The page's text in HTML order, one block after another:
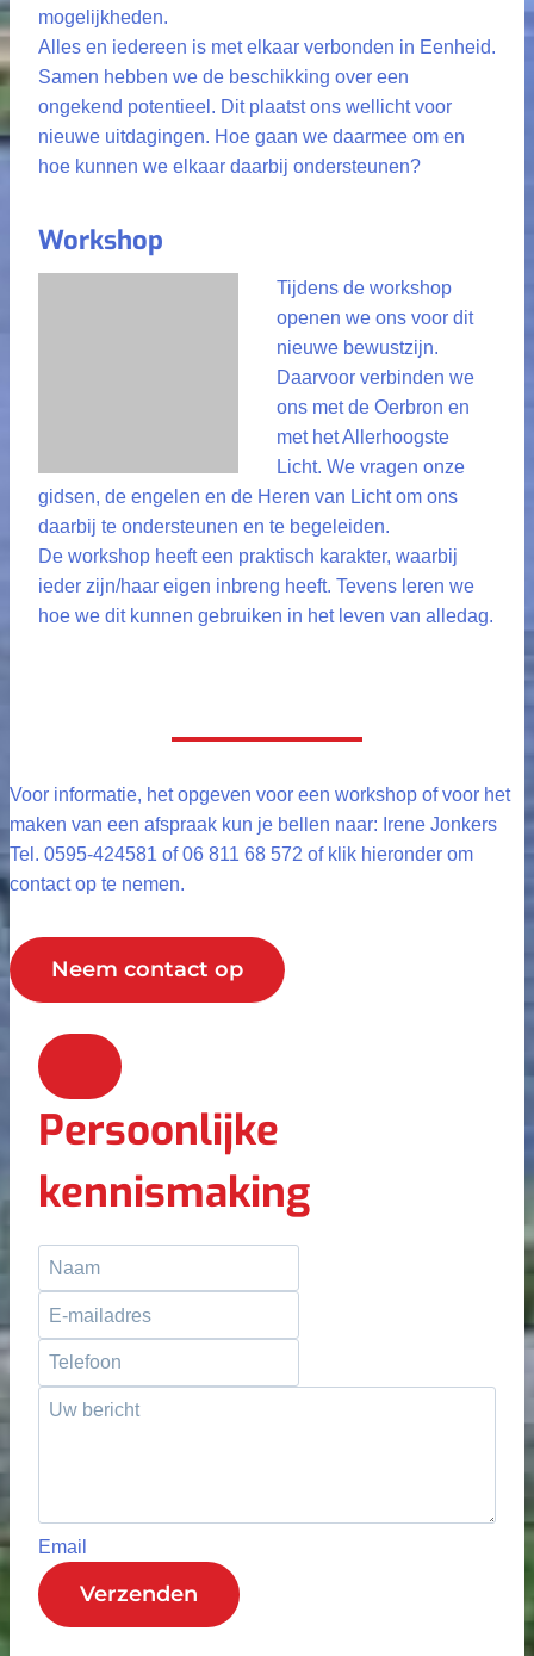
mogelijkheden.
Alles en iedereen is met elkaar verbonden in Eenheid.
Samen hebben we de beschikking over een
ongekend potentieel. Dit plaatst ons wellicht voor
nieuwe uitdagingen. Hoe gaan we daarmee om en
hoe kunnen we elkaar daarbij ondersteunen?
Workshop
Tijdens de workshop
openen we ons voor dit
nieuwe bewustzijn.
Daarvoor verbinden we
ons met de Oerbron en
met het Allerhoogste
Licht. We vragen onze
gidsen, de engelen en de Heren van Licht om ons
daarbij te ondersteunen en te begeleiden.
De workshop heeft een praktisch karakter, waarbij
ieder zijn/haar eigen inbreng heeft. Tevens leren we
hoe we dit kunnen gebruiken in het leven van alledag.
Voor informatie, het opgeven voor een workshop of voor het
maken van een afspraak kun je bellen naar: Irene Jonkers
Tel. 0595-424581 of 06 811 68 572 of klik hieronder om
contact op te nemen.
Neem contact op
Persoonlijke
kennismaking
Email
Verzenden